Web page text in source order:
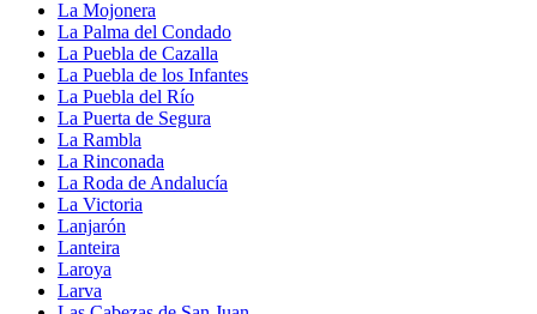
La Mojonera
La Palma del Condado
La Puebla de Cazalla
La Puebla de los Infantes
La Puebla del Río
La Puerta de Segura
La Rambla
La Rinconada
La Roda de Andalucía
La Victoria
Lanjarón
Lanteira
Laroya
Larva